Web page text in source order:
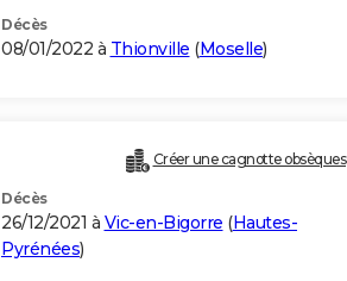
Décès
08/01/2022 à Thionville (Moselle)
Créer une cagnotte obsèques
Décès
26/12/2021 à Vic-en-Bigorre (Hautes-
Pyrénées)